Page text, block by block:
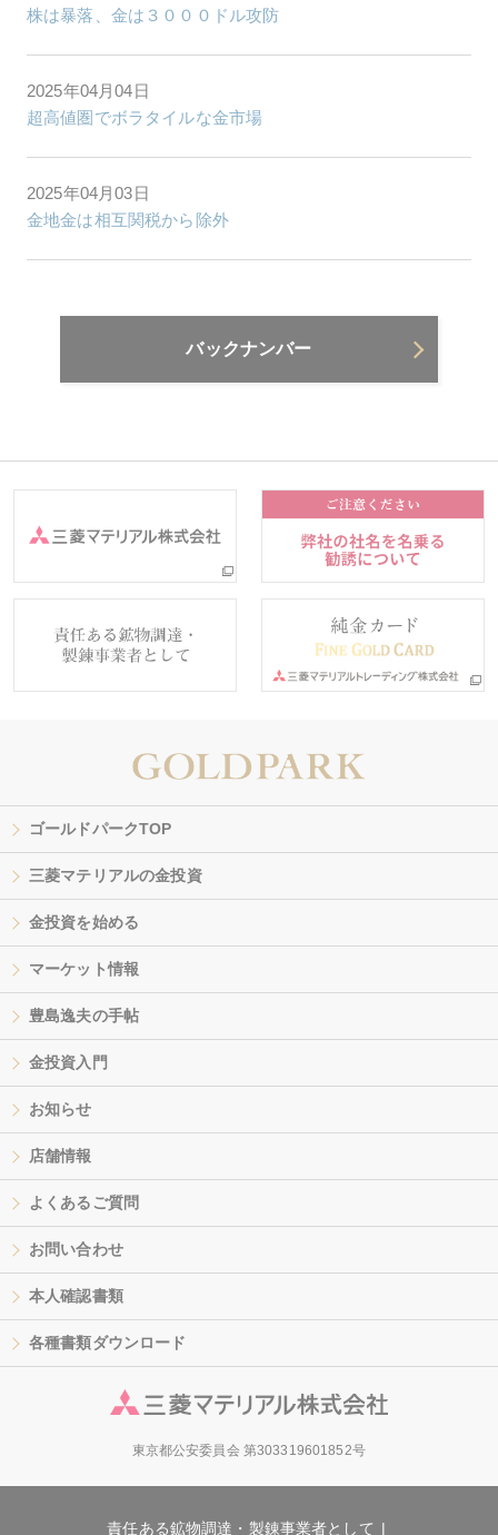
株は暴落、金は３０００ドル攻防
2025年04月04日
超高値圏でボラタイルな金市場
2025年04月03日
金地金は相互関税から除外
バックナンバー
ゴールドパークTOP
三菱マテリアルの金投資
金投資を始める
マーケット情報
豊島逸夫の手帖
金投資入門
お知らせ
店舗情報
よくあるご質問
お問い合わせ
本人確認書類
各種書類ダウンロード
東京都公安委員会 第303319601852号
責任ある鉱物調達・製錬事業者として